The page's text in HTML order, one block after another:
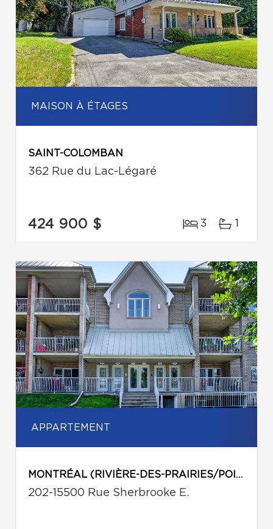
MAISON À ÉTAGES
SAINT-COLOMBAN
362 Rue du Lac-Légaré
424 900 $ 3 1
APPARTEMENT
MONTRÉAL (RIVIÈRE-DES-PRAIRIES/POINTE-AUX-TREMBLES)
202-15500 Rue Sherbrooke E.